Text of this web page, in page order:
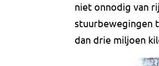
niet onnodig van
stuurbewegingen
dan drie miljoen